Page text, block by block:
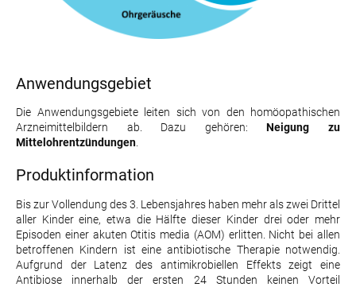
Anwendungsgebiet
Die Anwendungsgebiete leiten sich von den homöopathischen
Arzneimittelbildern ab. Dazu gehören:Neigung zu
Mittelohrentzündungen.
Produktinformation
Bis zur Vollendung des 3. Lebensjahres haben mehr als zwei Drittel
aller Kinder eine, etwa die Hälfte dieser Kinder drei oder mehr
Episoden einer akuten Otitis media (AOM) erlitten. Nicht bei allen
betroffenen Kindern ist eine antibiotische Therapie notwendig.
Aufgrund der Latenz des antimikrobiellen Effekts zeigt eine
Antibiose innerhalb der ersten 24 Stunden keinen Vorteil